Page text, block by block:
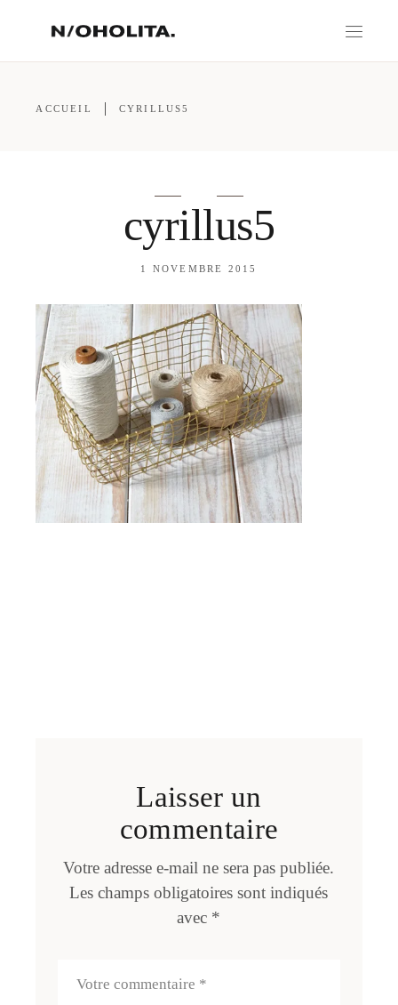
ACCUEIL CYRILLUS5
cyrillus5
1 NOVEMBRE 2015
Laisser un
commentaire
Votre adresse e-mail ne sera pas publiée.
Les champs obligatoires sont indiqués
avec *